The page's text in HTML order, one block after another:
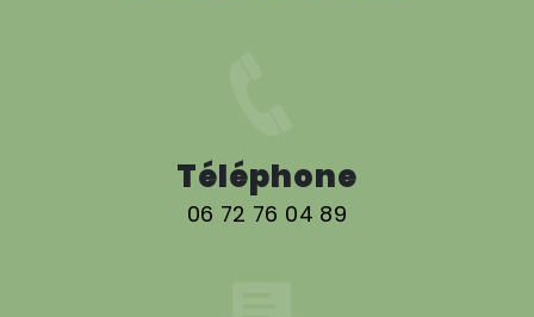
Téléphone
06 72 76 04 89